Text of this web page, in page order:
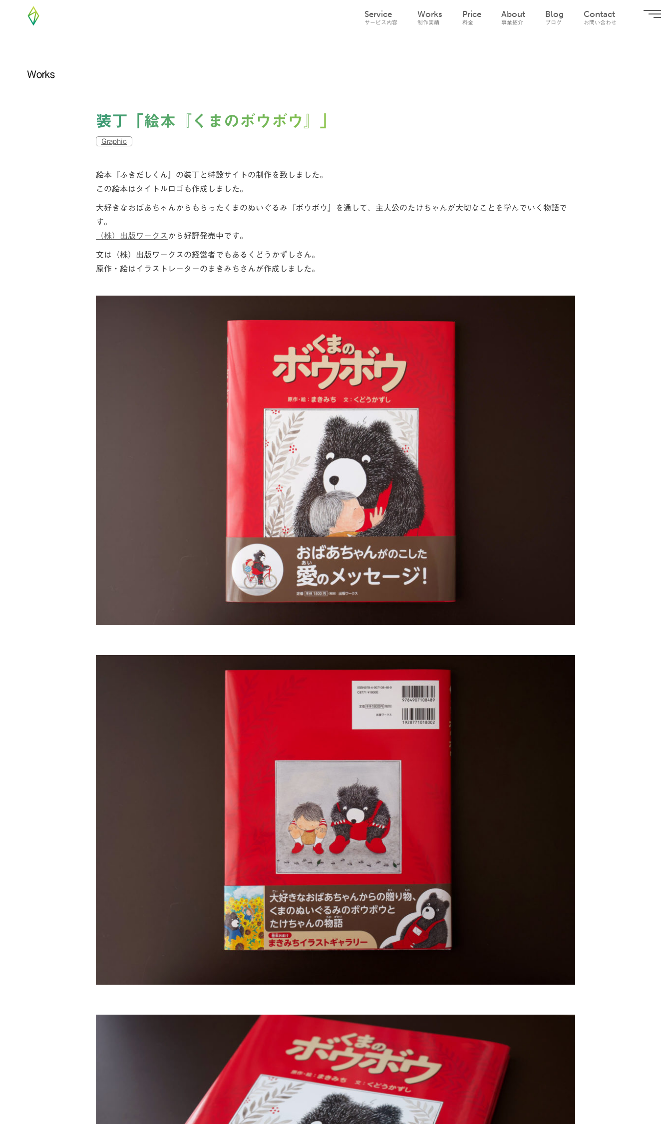
Service
サービス内容
Works
制作実績
Price
料金
About
事業紹介
Blog
ブログ
Contact
お問い合わせ
Works
装丁「絵本『くまのボウボウ』」
Graphic
絵本『ふきだしくん』の装丁と特設サイトの制作を致しました。
この絵本はタイトルロゴも作成しました。
大好きなおばあちゃんからもらったくまのぬいぐるみ『ボウボウ』を通して、主人公のたけちゃんが大切なことを学んでいく物語で
す。
（株）出版ワークス から好評発売中です。
文は（株）出版ワークスの経営者でもあるくどうかずしさん。
原作・絵はイラストレーターのまきみちさんが作成しました。